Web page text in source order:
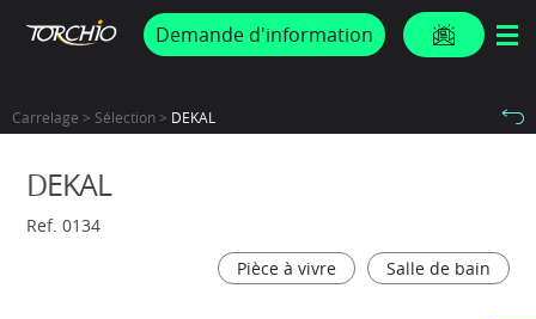
PROMOS & ACTUSDemande d'information
Carrelage > Sélection > DEKAL
DEKAL
Ref. 0134
Pièce à vivre
Salle de bain